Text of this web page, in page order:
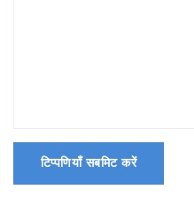
टिप्पणियाँ सबमिट करें